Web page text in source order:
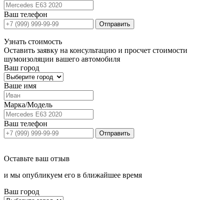
Ваш телефон
Отправить
Узнать стоимость
Оставить заявку на консультацию и просчет стоимости
шумоизоляции вашего автомобиля
Ваш город
Ваше имя
Марка/Модель
Ваш телефон
Отправить
Оставьте ваш отзыв
и мы опубликуем его в ближайшее время
Ваш город